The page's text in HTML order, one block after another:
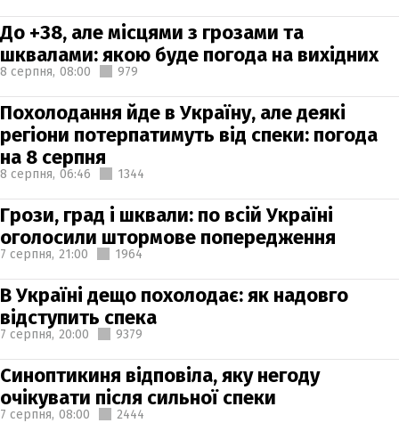
До +38, але місцями з грозами та
шквалами: якою буде погода на вихідних
8 серпня, 08:00 979
Похолодання йде в Україну, але деякі
регіони потерпатимуть від спеки: погода
на 8 серпня
8 серпня, 06:46 1344
Грози, град і шквали: по всій Україні
оголосили штормове попередження
7 серпня, 21:00 1964
В Україні дещо похолодає: як надовго
відступить спека
7 серпня, 20:00 9379
Синоптикиня відповіла, яку негоду
очікувати після сильної спеки
7 серпня, 08:00 2444